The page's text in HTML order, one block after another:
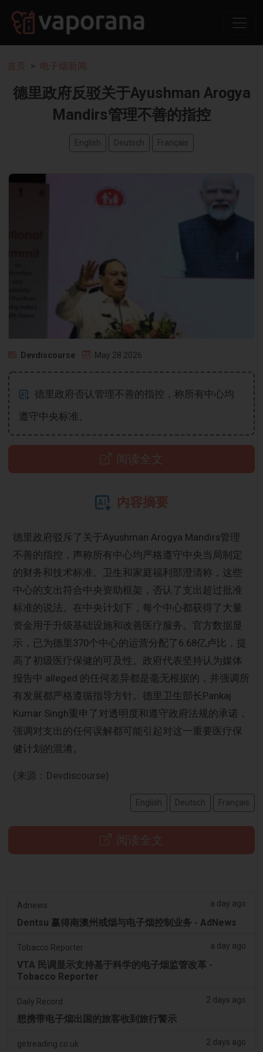
首页 电子烟新闻
德里政府反驳关于Ayushman Arogya
Mandirs管理不善的指控
English Deutsch Français
Devdiscourse May 28 2026
德里政府否认管理不善的指控，称所有中心均
遵守中央标准。
阅读全文
内容摘要
德里政府驳斥了关于Ayushman Arogya Mandirs管理
不善的指控，声称所有中心均严格遵守中央当局制定
的财务和技术标准。卫生和家庭福利部澄清称，这些
中心的支出符合中央资助框架，否认了支出超过批准
标准的说法。在中央计划下，每个中心都获得了大量
资金用于升级基础设施和改善医疗服务。官方数据显
示，已为德里370个中心的运营分配了6.68亿卢比，提
高了初级医疗保健的可及性。政府代表坚持认为媒体
报告中 alleged 的任何差异都是毫无根据的，并强调所
有发展都严格遵循指导方针。德里卫生部长Pankaj
Kumar Singh重申了对透明度和遵守政府法规的承诺，
强调对支出的任何误解都可能引起对这一重要医疗保
健计划的混淆。
(来源：Devdiscourse)
English Deutsch Français
阅读全文
Adnews a day ago
Dentsu 赢得南澳州戒烟与电子烟控制业务 - AdNews
Tobacco Reporter a day ago
VTA 民调显示支持基于科学的电子烟监管改革 -
Tobacco Reporter
Daily Record 2 days ago
想携带电子烟出国的旅客收到旅行警示
getreading.co.uk 2 days ago